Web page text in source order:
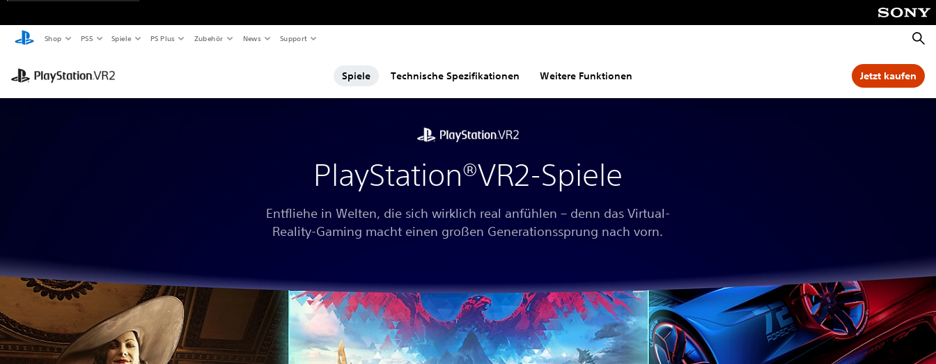
Shop PS5 Spiele PS Plus Zubehör News Support
Spiele Technische Spezifikationen Weitere Funktionen Jetzt kaufen
PlayStation®VR2-Spiele
Entfliehe in Welten, die sich wirklich real anfühlen – denn das Virtual-
Reality-Gaming macht einen großen Generationssprung nach vorn.